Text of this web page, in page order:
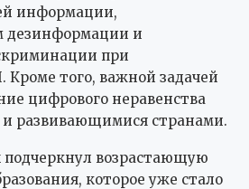
информации,
дезинформации и
при
Кроме того, важной задачей
цифрового неравенства
развивающимися странами.
возрастающую
которое уже стало